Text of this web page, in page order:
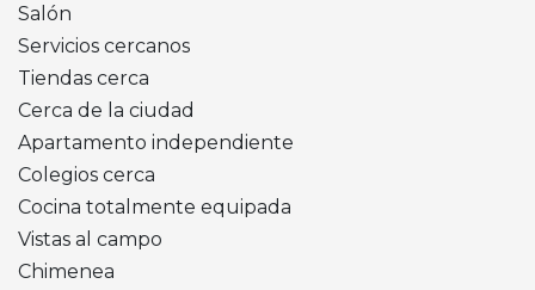
Salón
Servicios cercanos
Tiendas cerca
Cerca de la ciudad
Apartamento independiente
Colegios cerca
Cocina totalmente equipada
Vistas al campo
Chimenea